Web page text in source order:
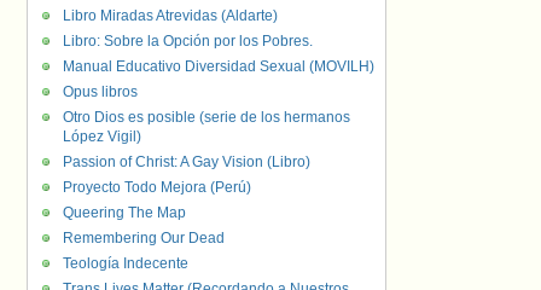
Libro Miradas Atrevidas (Aldarte)
Libro: Sobre la Opción por los Pobres.
Manual Educativo Diversidad Sexual (MOVILH)
Opus libros
Otro Dios es posible (serie de los hermanos
López Vigil)
Passion of Christ: A Gay Vision (Libro)
Proyecto Todo Mejora (Perú)
Queering The Map
Remembering Our Dead
Teología Indecente